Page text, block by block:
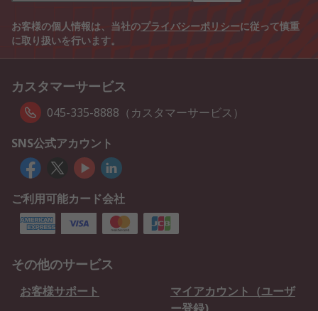
お客様の個人情報は、当社のプライバシーポリシーに従って慎重
に取り扱いを行います。
カスタマーサービス
045-335-8888（カスタマーサービス）
SNS公式アカウント
ご利用可能カード会社
その他のサービス
お客様サポート
マイアカウント（ユーザ